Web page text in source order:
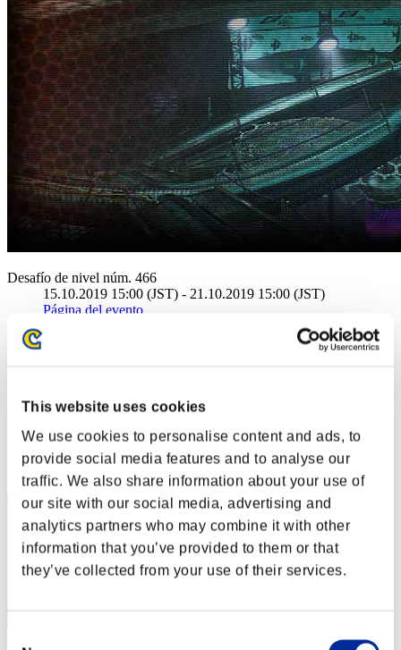
This website uses cookies
We use cookies to personalise content and ads, to
provide social media features and to analyse our
traffic. We also share information about your use of
our site with our social media, advertising and
analytics partners who may combine it with other
information that you’ve provided to them or that
they’ve collected from your use of their services.
Desafío de nivel núm. 466
15.10.2019 15:00 (JST) - 21.10.2019 15:00 (JST)
Página del evento
Posición
11